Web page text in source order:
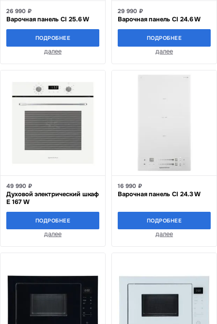
26 990 ₽
Варочная панель CI 25.6 W
ПОДРОБНЕЕ
далее
29 990 ₽
Варочная панель CI 24.6 W
ПОДРОБНЕЕ
далее
49 990 ₽
Духовой электрический шкаф
E 167 W
ПОДРОБНЕЕ
далее
16 990 ₽
Варочная панель CI 24.3 W
ПОДРОБНЕЕ
далее